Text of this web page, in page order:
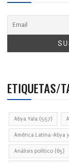
ETIQUETAS/
Abya Yala (557)
América Latina-Abya
Análisis político (65)